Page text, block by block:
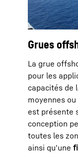
Grues
La grue
pour les
capacités de
moyennes
est présente
conception
toutes les
ainsi qu'une